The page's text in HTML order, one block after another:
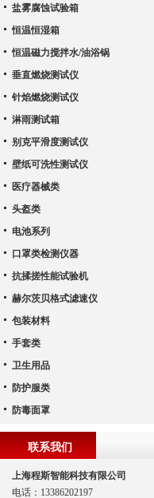
盐雾腐蚀试验箱
恒温恒湿箱
恒温磁力搅拌水/油浴锅
垂直燃烧测试仪
针焰燃烧测试仪
淋雨测试箱
别克平滑度测试仪
壁纸可洗性测试仪
医疗器械类
头盔类
电池系列
口罩类检测仪器
抗揉搓性能试验机
赫尔茨贝格式滤速仪
包装材料
手套类
卫生用品
防护服类
防毒面罩
联系我们
上海程斯智能科技有限公司
电话：13386202197